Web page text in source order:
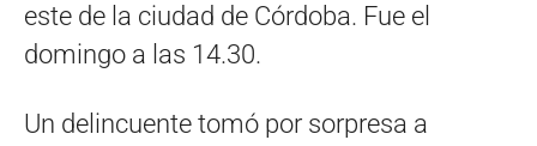
este de la ciudad de Córdoba. Fue el
domingo a las 14.30.
Un delincuente tomó por sorpresa a